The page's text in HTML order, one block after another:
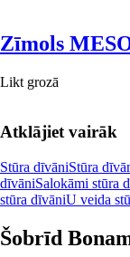
Zīmols
Likt grozā
Atklājiet vairāk
Stūra dīvāniStūra
dīvāniSalokāmi stūra
stūra dīvāniU veida
Šobrīd